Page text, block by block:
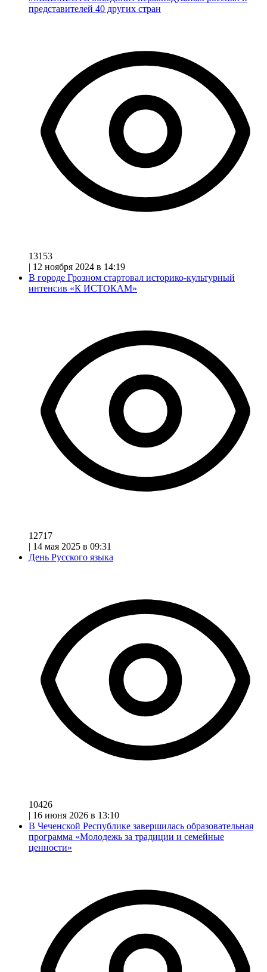
представителей 40 других стран
13153
| 12 ноября 2024 в 14:19
В городе Грозном стартовал историко-культурный
интенсив «К ИСТОКАМ»
12717
| 14 мая 2025 в 09:31
День Русского языка
10426
| 16 июня 2026 в 13:10
В Чеченской Республике завершилась образовательная
программа «Молодежь за традиции и семейные
ценности»